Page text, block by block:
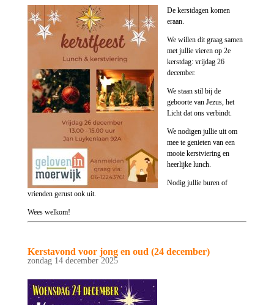
De kerstdagen komen
eraan.
We willen dit graag samen
met jullie vieren op 2e
kerstdag: vrijdag 26
december.
We staan stil bij de
geboorte van Jezus, het
Licht dat ons verbindt.
We nodigen jullie uit om
mee te genieten van een
mooie kerstviering en
heerlijke lunch.
Nodig jullie buren of
vrienden gerust ook uit.
Wees welkom!
Kerstavond voor jong en oud (24 december)
zondag 14 december 2025